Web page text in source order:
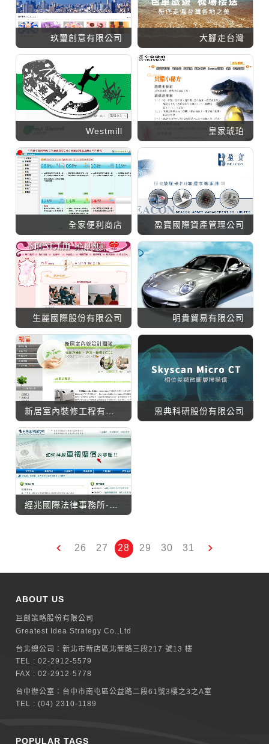
玖璽創意有限公司 大腳走台灣
Westmill 皇家琥珀
全家便利商店 盈寶國際資產管理公司
生麗國際股份有限公司 明貴貿易有限公司
新居室內裝修工程有限公司 恩典科研股份有限公司
26 27 28 29 30 31
ABOUT US
巨創策略股份有限公司
Greatest Idea Strategy Co.,Ltd
台北總公司：新北巿新店區北新路三段217 號13 樓
TEL :02-2912-5579
FAX : 02-2912-5778
台中辦公室： 台中市南屯區公益路二段61號3樓之3之A室
TEL :(04) 2310-1189
POPULAR TAGS